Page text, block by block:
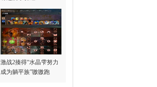
激战2揍得“水晶雫努力
成为躺平族”嗷嗷跑